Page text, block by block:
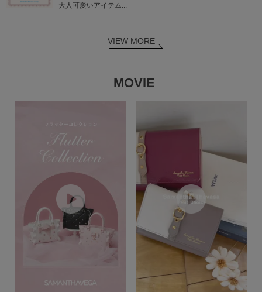
大人可愛いアイテム...
VIEW MORE
MOVIE